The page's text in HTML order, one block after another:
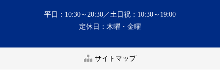
平日：10:30～20:30／土日祝：10:30～19:00
定休日：木曜・金曜
サイトマップ